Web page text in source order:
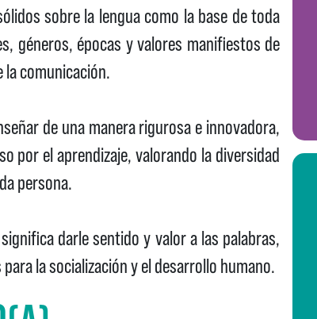
sobre la lengua como la base de toda
géneros, épocas y valores manifiestos de
la comunicación.
de una manera rigurosa e innovadora,
por el aprendizaje, valorando la diversidad
persona.
darle sentido y valor a las palabras,
la socialización y el desarrollo humano.